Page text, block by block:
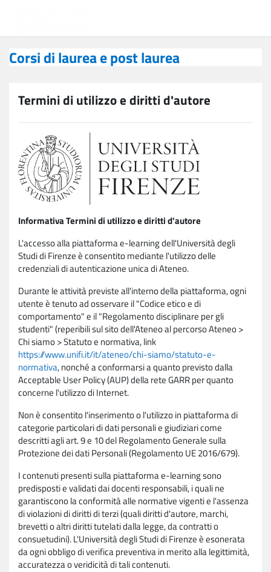
Corsi di laurea e post laurea
Termini di utilizzo e diritti d'autore
Informativa Termini di utilizzo e diritti d'autore
L'accesso alla piattaforma e-learning dell'Università degli
Studi di Firenze è consentito mediante l'utilizzo delle
credenziali di autenticazione unica di Ateneo.
Durante le attività previste all'interno della piattaforma, ogni
utente è tenuto ad osservare il "Codice etico e di
comportamento" e il "Regolamento disciplinare per gli
studenti" (reperibili sul sito dell'Ateneo al percorso Ateneo >
Chi siamo > Statuto e normativa, link
https://www.unifi.it/it/ateneo/chi-siamo/statuto-e-
normativa, nonché a conformarsi a quanto previsto dalla
Acceptable User Policy (AUP) della rete GARR per quanto
concerne l'utilizzo di Internet.
Non è consentito l'inserimento o l'utilizzo in piattaforma di
categorie particolari di dati personali e giudiziari come
descritti agli art. 9 e 10 del Regolamento Generale sulla
Protezione dei dati Personali (Regolamento UE 2016/679).
I contenuti presenti sulla piattaforma e-learning sono
predisposti e validati dai docenti responsabili, i quali ne
garantiscono la conformità alle normative vigenti e l'assenza
di violazioni di diritti di terzi (quali diritti d'autore, marchi,
brevetti o altri diritti tutelati dalla legge, da contratti o
consuetudini). L'Università degli Studi di Firenze è esonerata
da ogni obbligo di verifica preventiva in merito alla legittimità,
accuratezza o veridicità di tali contenuti.